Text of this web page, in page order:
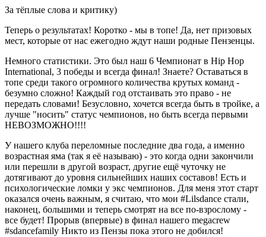
За тёплые слова и критику)
Теперь о результатах! Коротко - мы в топе! Да, нет призовых
мест, которые от нас ежегодно ждут наши родные Пензенцы.
Немного статистики. Это был наш 6 Чемпионат в Hip Hop
International, 3 победы и всегда финал! Знаете? Оставаться в
топе среди такого огромного количества крутых команд -
безумно сложно! Каждый год отстаивать это право - не
передать словами! Безусловно, хочется всегда быть в тройке, а
лучше "носить" статус чемпионов, но быть всегда первыми
НЕВОЗМОЖНО!!!!
У нашего клуба переломные последние два года, а именно
возрастная яма (так я её называю) - это когда одни закончили
или перешли в другой возраст, другие ещё чуточку не
дотягивают до уровня сильнейших наших составов! Есть и
психологические ломки у экс чемпионов. Для меня этот старт
оказался очень важным, я считаю, что мои #Lilsdance стали,
наконец, большими и теперь смотрят на все по-взрослому -
все будет! Прорыв (впервые) в финал нашего megacrew
#sdancefamily Никто из Пензы пока этого не добился!